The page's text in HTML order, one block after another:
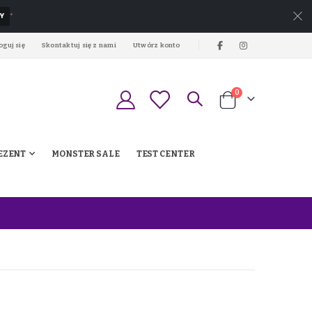
*
się Skontaktuj się z nami Utwórz konto
Koszyk
0produkty
MONSTER SALE TEST CENTER